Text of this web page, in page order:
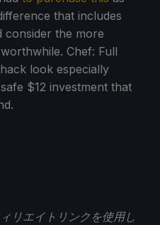
that includes
consider the more
Chef: Full
look especially
$12 investment that
リエイトリンクを使用し